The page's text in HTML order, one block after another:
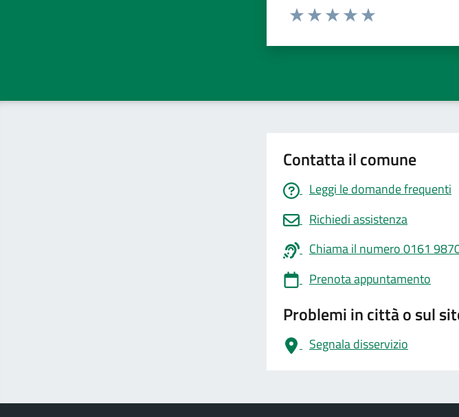
Valuta da 1 a 5 stelle la pagina
Contatta il comune
Leggi le domande frequenti
Richiedi assistenza
Chiama il numero 0161
Prenota appuntamento
Problemi in città o sul
Segnala disservizio